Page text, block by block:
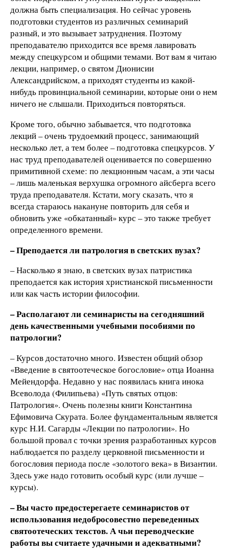
должна быть специализация. Но сейчас уровень
подготовки студентов из различных семинарий
разный, и это вызывает затруднения. Поэтому
преподавателю приходится все время лавировать
между спецкурсом и общими темами. Вот вам я читаю
лекции, например, о святом Дионисии
Александрийском, а приходят студенты из какой-
нибудь провинциальной семинарии, которые они о нем
ничего не слышали. Приходиться повторяться.
Кроме того, обычно забывается, что подготовка
лекций – очень трудоемкий процесс, занимающий
несколько лет, а тем более – подготовка спецкурсов. У
нас труд преподавателей оценивается по совершенно
примитивной схеме: по лекционным часам, а эти часы
– лишь маленькая верхушка огромного айсберга всего
труда преподавателя. Кстати, могу сказать, что я
всегда стараюсь накануне повторить для себя и
обновить уже «обкатанный» курс – это также требует
определенного времени.
– Преподается ли патрология в светских вузах?
– Насколько я знаю, в светских вузах патристика
преподается как история христианской письменности
или как часть истории философии.
– Располагают ли семинаристы на сегодняшний
день качественными учебными пособиями по
патрологии?
– Курсов достаточно много. Известен общий обзор
«Введение в святоотеческое богословие» отца Иоанна
Мейендорфа. Недавно у нас появилась книга инока
Всеволода (Филипьева) «Путь святых отцов:
Патрология». Очень полезны книги Константина
Ефимовича Скурата. Более фундаментальным является
курс Н.И. Сагарды «Лекции по патрологии». Но
большой провал с точки зрения разработанных курсов
наблюдается по разделу церковной письменности и
богословия периода после «золотого века» в Византии.
Здесь уже надо готовить особый курс (или лучше –
курсы).
– Вы часто предостерегаете семинаристов от
использования недобросовестно переведенных
святоотеческих текстов. А чьи переводческие
работы вы считаете удачными и адекватными?